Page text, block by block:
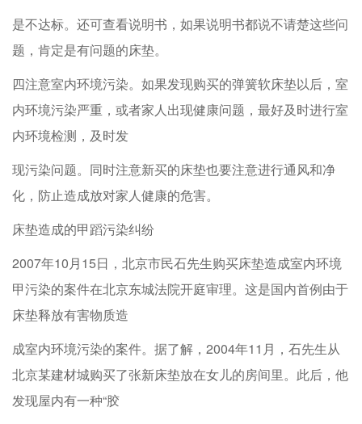
是不达标。还可查看说明书，如果说明书都说不请楚这些问
题，肯定是有问题的床垫。
四注意室内环境污染。如果发现购买的弹簧软床垫以后，室
内环境污染严重，或者家人出现健康问题，最好及时进行室
内环境检测，及时发
现污染问题。同时注意新买的床垫也要注意进行通风和净
化，防止造成放对家人健康的危害。
床垫造成的甲蹈污染纠纷
2007年10月15日，北京市民石先生购买床垫造成室内环境
甲污染的案件在北京东城法院开庭审理。这是国内首例由于
床垫释放有害物质造
成室内环境污染的案件。据了解，2004年11月，石先生从
北京某建材城购买了张新床垫放在女儿的房间里。此后，他
发现屋内有一种“胶